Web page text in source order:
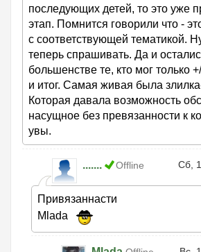
последующих детей, то это уже
этап. Помнится говорили что -
с соответствующей тематикой.
теперь спрашивать. Да и
большенстве те, кто мог только
и итог. Самая живая была
Которая давала возможность
насущное без превязанности к
увы.
....... Offline Сб,
Привязаннасти
Mlada